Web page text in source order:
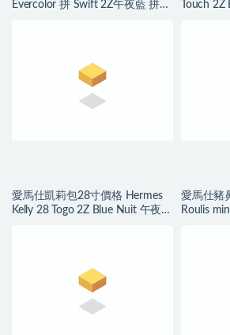
Evercolor 拼 Swift 2Z午夜藍 拼
Touch
愛馬仕凱莉包28寸價格 Hermes
Kelly 28 Togo 2Z Blue Nuit 午夜藍
愛馬仕豬
Roulis